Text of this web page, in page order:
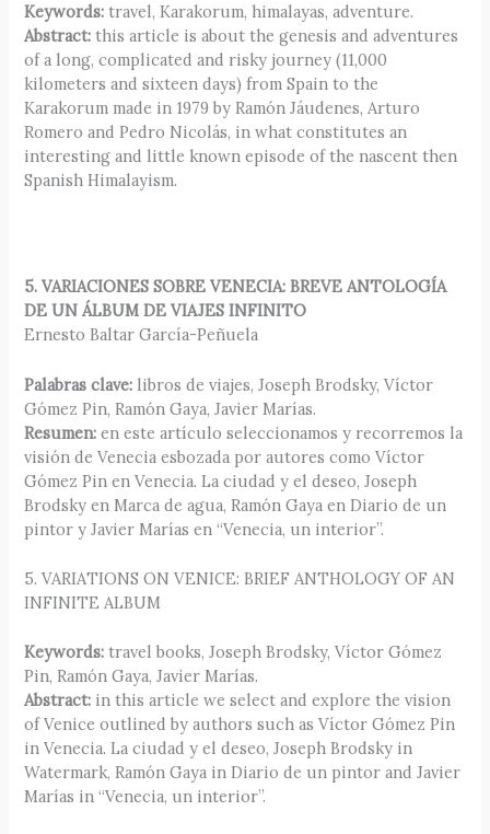
Keywords: travel, Karakorum, himalayas, adventure.
Abstract: this article is about the genesis and adventures
of a long, complicated and risky journey (11,000
kilometers and sixteen days) from Spain to the
Karakorum made in 1979 by Ramón Jáudenes, Arturo
Romero and Pedro Nicolás, in what constitutes an
interesting and little known episode of the nascent then
Spanish Himalayism.
5. VARIACIONES SOBRE VENECIA: BREVE ANTOLOGÍA
DE UN ÁLBUM DE VIAJES INFINITO
Ernesto Baltar García-Peñuela
Palabras clave: libros de viajes, Joseph Brodsky, Víctor
Gómez Pin, Ramón Gaya, Javier Marías.
Resumen: en este artículo seleccionamos y recorremos la
visión de Venecia esbozada por autores como Víctor
Gómez Pin en Venecia. La ciudad y el deseo, Joseph
Brodsky en Marca de agua, Ramón Gaya en Diario de un
pintor y Javier Marías en “Venecia, un interior”.
5. VARIATIONS ON VENICE: BRIEF ANTHOLOGY OF AN
INFINITE ALBUM
Keywords: travel books, Joseph Brodsky, Víctor Gómez
Pin, Ramón Gaya, Javier Marías.
Abstract: in this article we select and explore the vision
of Venice outlined by authors such as Víctor Gómez Pin
in Venecia. La ciudad y el deseo, Joseph Brodsky in
Watermark, Ramón Gaya in Diario de un pintor and Javier
Marías in “Venecia, un interior”.